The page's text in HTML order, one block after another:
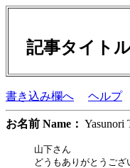
記事タイト
書き込み欄へ ヘルプ
お名前 Name：
山下さん
どうもありがとうござ